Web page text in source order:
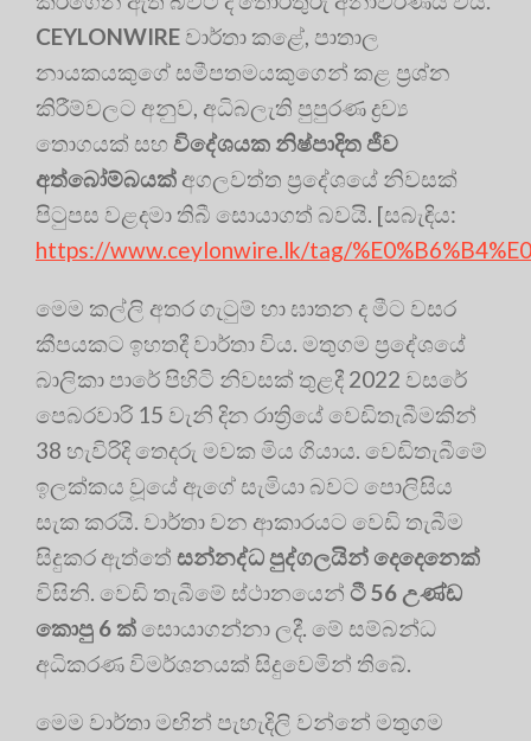
CEYLONWIRE වාර්තා කළේ, පාතාල
නායකයකුගේ සමීපතමයකුගෙන් කළ ප්‍රශ්න
කිරීම්වලට අනුව, අධිබලැති පුපුරණ ද්‍රව්‍ය
තොගයක් සහ විදේශයක නිෂ්පාදිත ජීව
අත්බෝම්බයක් අගලවත්ත ප්‍රදේශයේ නිවසක්
පිටුපස වළදමා තිබී සොයාගත් බවයි. [සබැඳිය:
https://www.ceylonwire.lk/tag/
මෙම කල්ලි අතර ගැටුම් හා ඝාතන ද මීට වසර
කීපයකට ඉහතදී වාර්තා විය. මතුගම ප්‍රදේශයේ
බාලිකා පාරේ පිහිටි නිවසක් තුළදී 2022 වසරේ
පෙබරවාරි 15 වැනි දින රාත්‍රියේ වෙඩිතැබීමකින්
38 හැවිරිදි තෙදරු මවක මිය ගියාය. වෙඩිතැබීමේ
ඉලක්කය වූයේ ඇගේ සැමියා බවට පොලිසිය
සැක කරයි. වාර්තා වන ආකාරයට වෙඩි තැබීම
සිදුකර ඇත්තේ සන්නද්ධ පුද්ගලයින් දෙදෙනෙක්
විසිනි. වෙඩි තැබීමේ ස්ථානයෙන් ටී 56 උණ්ඩ
කොපු 6 ක් සොයාගන්නා ලදී. මේ සම්බන්ධ
අධිකරණ විමර්ශනයක් සිදුවෙමින් තිබේ.
මෙම වාර්තා මඟින් පැහැදිලි වන්නේ මතුගම